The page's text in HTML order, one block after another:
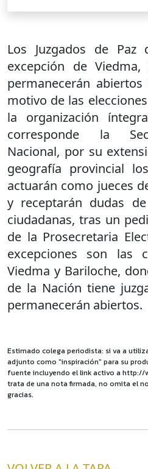
Los Juzgados de
excepción de
permanecerán
motivo de las
la organización
corresponde la
Nacional, por su
geografía provincial
actuarán como jueces
y receptarán dudas
ciudadanas, tras un
de la Prosecretaria
excepciones son las
Viedma y Bariloche,
de la Nación tiene
permanecerán abiertos.
Estimado colega periodista: si va a
adjunto como "inspiración" para su
fuente incluyendo el link activo a http://
trata de una nota firmada, no omita el
gracias.